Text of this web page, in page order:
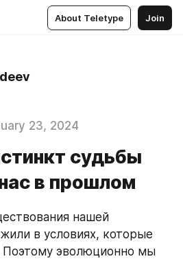
About Teletype Join
23, 2024
судьбы
в прошлом
нашей
в условиях, которые
Поэтому эволюционно мы